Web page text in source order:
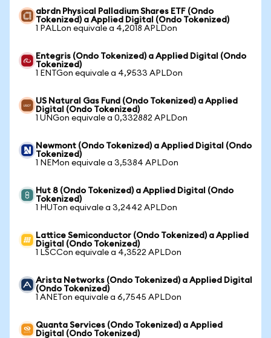
abrdn Physical Palladium Shares ETF (Ondo
Tokenized) a Applied Digital (Ondo Tokenized)
1 PALLon equivale a 4,2018 APLDon
Entegris (Ondo Tokenized) a Applied Digital (Ondo
Tokenized)
1 ENTGon equivale a 4,9533 APLDon
US Natural Gas Fund (Ondo Tokenized) a Applied
Digital (Ondo Tokenized)
1 UNGon equivale a 0,332882 APLDon
Newmont (Ondo Tokenized) a Applied Digital (Ondo
Tokenized)
1 NEMon equivale a 3,5384 APLDon
Hut 8 (Ondo Tokenized) a Applied Digital (Ondo
Tokenized)
1 HUTon equivale a 3,2442 APLDon
Lattice Semiconductor (Ondo Tokenized) a Applied
Digital (Ondo Tokenized)
1 LSCCon equivale a 4,3522 APLDon
Arista Networks (Ondo Tokenized) a Applied Digital
(Ondo Tokenized)
1 ANETon equivale a 6,7545 APLDon
Quanta Services (Ondo Tokenized) a Applied
Digital (Ondo Tokenized)